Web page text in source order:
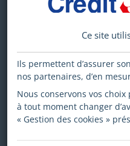
UNCe site
Ils permettent d’assurer
nos partenaires, d’en
Nous conservons vos
à tout moment changer
« Gestion des cookies »